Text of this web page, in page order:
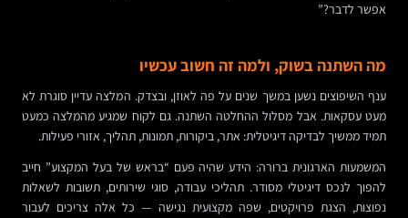
אפשר לדבר?”
מה השתנה בשוק, ולמה זה חשוב עכשיו
ענף השיפוצים נשען במשך שנים על פה לאוזן, ובצדק. המלצה עדיין סוגרת לא
מעט עסקאות. אבל מסלול ההחלטה השתנה. גם לקוח שמגיע מהמלצה כמעט
תמיד ממשיך לבדיקה דיגיטלית: אתר, ביקורות, תמונות, תהליך, אזורי פעילות.
המשמעות הארגונית ברורה: הידע שהיה פעם “בראש של בעל המקצוע” חייב
להפוך לנכס דיגיטלי מסודר. תהליכי עבודה, סוגי שירותים, תשובות לשאלות
נפוצות, הצגת פרויקטים, שפה מקצועית נגישה — כל אלה צריכים לעבור